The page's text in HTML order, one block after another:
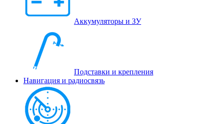
Аккумуляторы и ЗУ
Подставки и крепления
Навигация и радиосвязь